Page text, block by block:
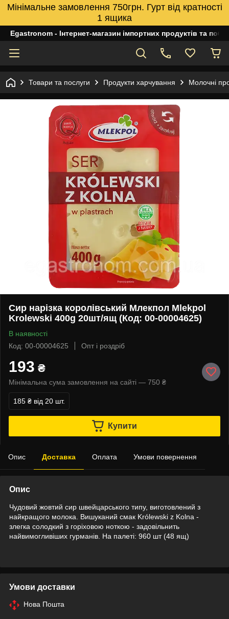
Мінімальне замовлення 750грн. Гурт від кратності
1 ящика
Egastronom - Інтернет-магазин імпортних продуктів та
Товари та послуги Продукти харчування Молочні
Сир нарізка королівський Млекпол Mlekpol
Krolewski 400g 20шт/ящ (Код: 00-00004625)
В наявності
Код: 00-00004625
Опт і роздріб
193 ₴
Мінімальна сума замовлення на сайті — 750 ₴
185 ₴ від 20 шт.
Купити
Опис Доставка Оплата Умови повернення
Опис
Чудовий жовтий сир швейцарського типу, виготовлений з
найкращого молока. Вишуканий смак Królewski z Kolna -
злегка солодкий з горіховою ноткою - задовільнить
найвимогливіших гурманів. На палеті: 960 шт (48 ящ)
Умови доставки
Нова Пошта